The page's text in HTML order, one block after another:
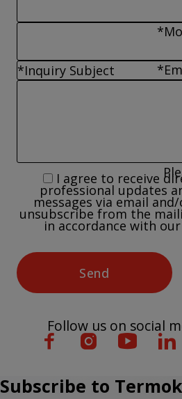
I agree to receive
professional updates
messages via email and/
unsubscribe from the
in accordance with our
Send
Follow us on social
Subscribe to